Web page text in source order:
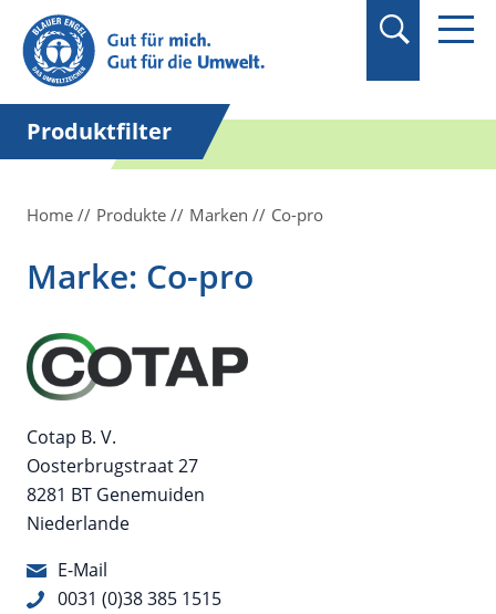
Suchbegriff in
Anführungszeichen
setzen.
Produktfilter
Home Produkte Marken Co-pro
Marke: Co-pro
Cotap B. V.
Oosterbrugstraat 27
8281 BT Genemuiden
Niederlande
E-Mail
0031 (0)38 385 1515